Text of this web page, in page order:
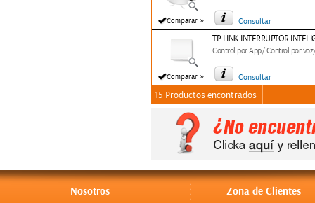
Comparar » Consultar
Comparar »
TP-LINK INTERRUPTOR
Control por App/ Control por
Consultar
15 Productos encontrados
Nosotros Zona de Clientes